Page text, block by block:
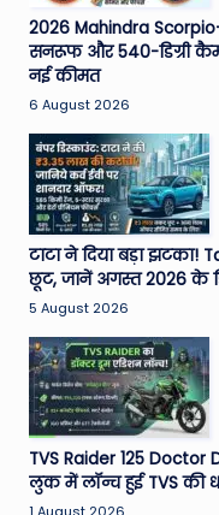
2026 Mahindra
सनरूफ और 540-डिग्री
नई कीमत
6 August 2026
टाटा ने दिया बड़ा झटका!
छूट, जानें अगस्त 2026 के
5 August 2026
TVS Raider 125
लुक में लॉन्च हुई TVS की
1 August 2026